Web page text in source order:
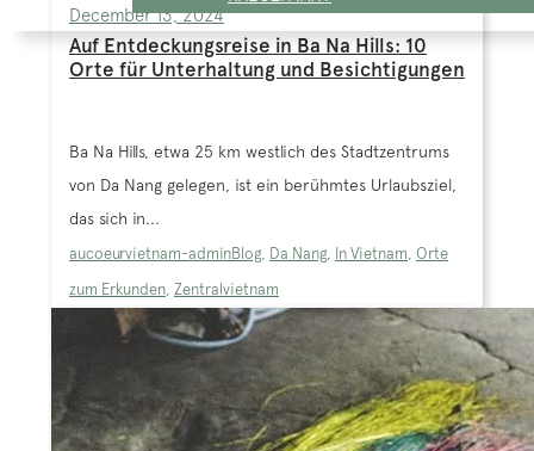
December 13, 2024
Auf Entdeckungsreise in Ba Na Hills: 10
Orte für Unterhaltung und Besichtigungen
Ba Na Hills, etwa 25 km westlich des Stadtzentrums
von Da Nang gelegen, ist ein berühmtes Urlaubsziel,
das sich in...
aucoeurvietnam-adminBlog, Da Nang, In Vietnam, Orte
zum Erkunden, Zentralvietnam